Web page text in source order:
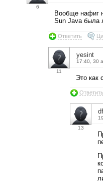
6
Вообще нафиг
Sun Java была
Ответить
11
yesint
17:40, 30
Это как
Ответить
13